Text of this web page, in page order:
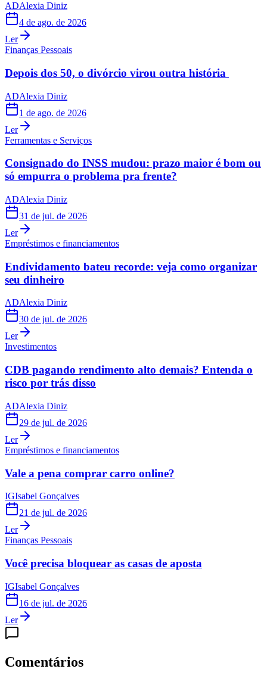
ADAlexia Diniz
4 de ago. de 2026
Ler
Finanças Pessoais
Depois dos 50, o divórcio virou outra história
ADAlexia Diniz
1 de ago. de 2026
Ler
Ferramentas e Serviços
Consignado do INSS mudou: prazo maior é bom ou
só empurra o problema pra frente?
ADAlexia Diniz
31 de jul. de 2026
Ler
Empréstimos e financiamentos
Endividamento bateu recorde: veja como organizar
seu dinheiro
ADAlexia Diniz
30 de jul. de 2026
Ler
Investimentos
CDB pagando rendimento alto demais? Entenda o
risco por trás disso
ADAlexia Diniz
29 de jul. de 2026
Ler
Empréstimos e financiamentos
Vale a pena comprar carro online?
IGIsabel Gonçalves
21 de jul. de 2026
Ler
Finanças Pessoais
Você precisa bloquear as casas de aposta
IGIsabel Gonçalves
16 de jul. de 2026
Ler
Comentários